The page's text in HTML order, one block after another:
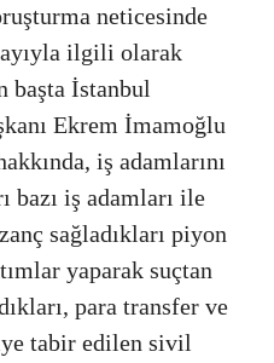
neticesinde
ilgili olarak
başta İstanbul
Ekrem İmamoğlu
iş adamlarını
bazı iş adamları ile
sağladıkları piyon
yaparak suçtan
para transfer ve
tabir edilen sivil